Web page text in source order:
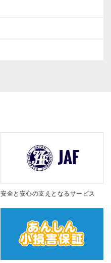
安全と安心の支えとなるサービス